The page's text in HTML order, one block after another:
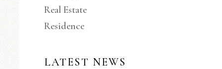
Real Estate
Residence
LATEST NEWS